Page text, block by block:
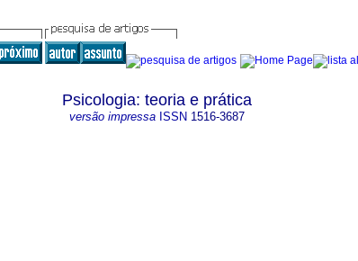
Psicologia: teoria e prática
versão impressaISSN 1516-3687